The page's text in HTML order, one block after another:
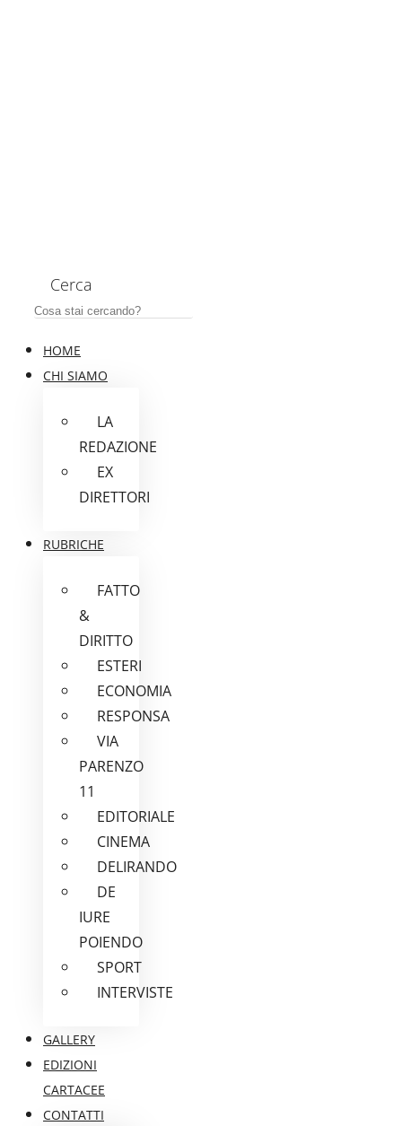
Cerca
HOME
CHI SIAMO
LA
REDAZIONE
EX
DIRETTORI
RUBRICHE
FATTO
&
DIRITTO
ESTERI
ECONOMIA
RESPONSA
VIA
PARENZO
11
EDITORIALE
CINEMA
DELIRANDO
DE
IURE
POIENDO
SPORT
INTERVISTE
GALLERY
EDIZIONI
CARTACEE
CONTATTI